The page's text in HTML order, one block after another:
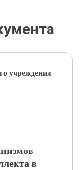
учреждения
в